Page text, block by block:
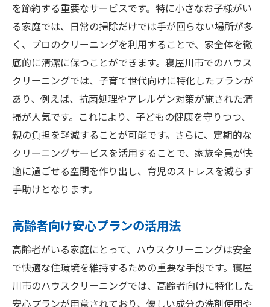
を節約する重要なサービスです。特に小さなお子様がい
る家庭では、日常の掃除だけでは手が回らない場所が多
く、プロのクリーニングを利用することで、家全体を徹
底的に清潔に保つことができます。寝屋川市でのハウス
クリーニングでは、子育て世代向けに特化したプランが
あり、例えば、抗菌処理やアレルゲン対策が施された清
掃が人気です。これにより、子どもの健康を守りつつ、
親の負担を軽減することが可能です。さらに、定期的な
クリーニングサービスを活用することで、家族全員が快
適に過ごせる空間を作り出し、育児のストレスを減らす
手助けとなります。
高齢者向け安心プランの活用法
高齢者がいる家庭にとって、ハウスクリーニングは安全
で快適な住環境を維持するための重要な手段です。寝屋
川市のハウスクリーニングでは、高齢者向けに特化した